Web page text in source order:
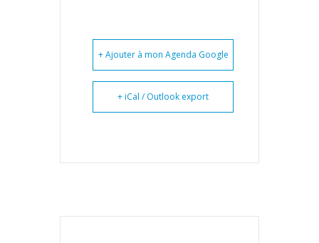
+ Ajouter à mon Agenda Google
+ iCal / Outlook export